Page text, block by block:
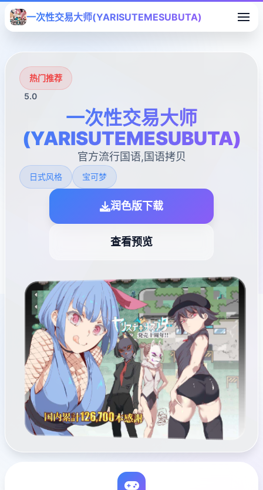
一次性交易大师(YARISUTEMESUBUTA)
热门推荐
5.0
一次性交易大师
(YARISUTEMESUBUTA)
官方流行国语,国语拷贝
日式风格 宝可梦
润色版下载
查看预览